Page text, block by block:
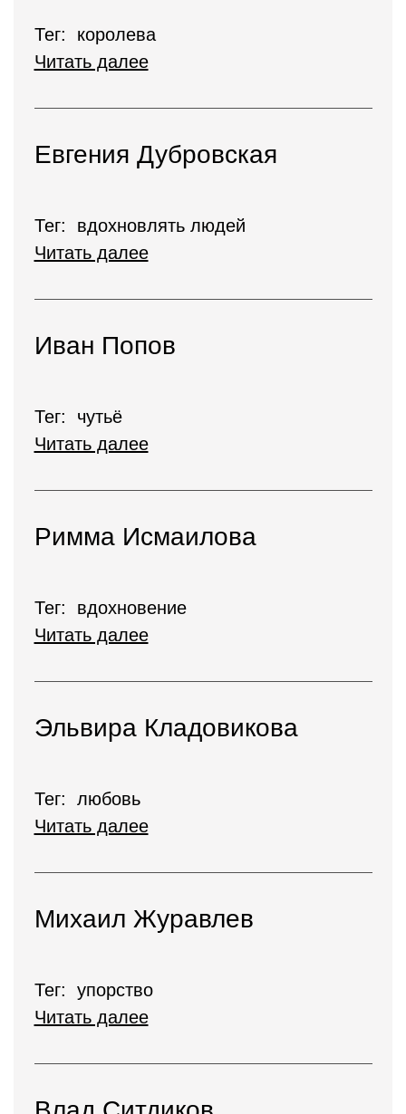
Тег: королева
Читать далее
Евгения Дубровская
Тег: вдохновлять людей
Читать далее
Иван Попов
Тег: чутьё
Читать далее
Римма Исмаилова
Тег: вдохновение
Читать далее
Эльвира Кладовикова
Тег: любовь
Читать далее
Михаил Журавлев
Тег: упорство
Читать далее